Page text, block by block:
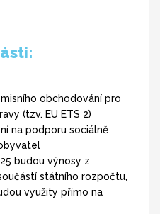
obchodování pro
(tzv. EU ETS 2)
na podporu sociálně
budou výnosy z
státního rozpočtu,
využity přímo na